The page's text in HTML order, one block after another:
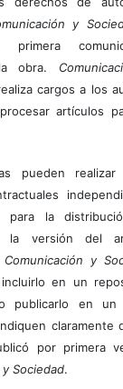
y
obra.
cargos a los
artículos
pueden realizar
para la
la versión del
Comunicación y
en un
publicarlo en un
claramente
por primera
Sociedad.